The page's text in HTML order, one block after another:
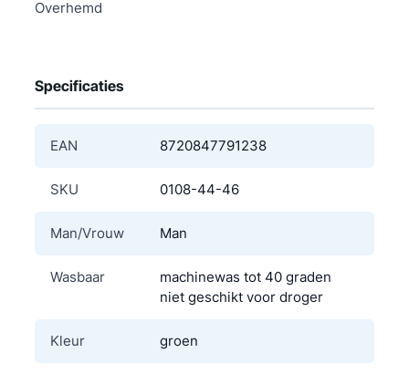
Overhemd
Specificaties
EAN 8720847791238
SKU 0108-44-46
Man/Vrouw Man
Wasbaar
machinewas tot 40 graden
niet geschikt voor droger
Kleur groen